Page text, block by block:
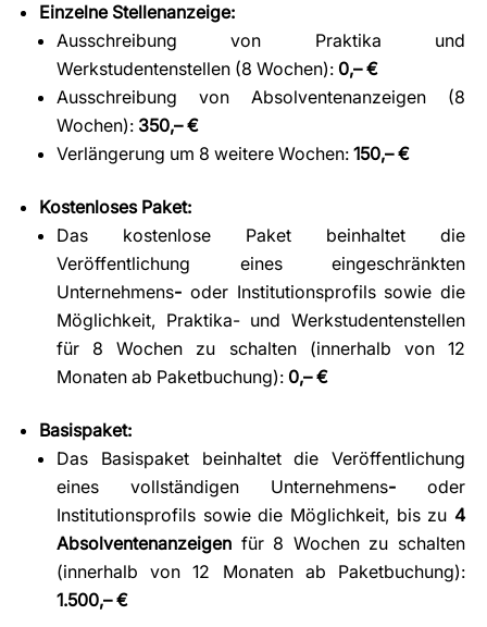
Einzelne Stellenanzeige:
Ausschreibung von Praktika und
Werkstudentenstellen (8 Wochen): 0,– €
Ausschreibung von Absolventenanzeigen (8
Wochen): 350,– €
Verlängerung um 8 weitere Wochen: 150,– €
Kostenloses Paket:
Das kostenlose Paket beinhaltet die
Veröffentlichung eines eingeschränkten
Unternehmens- oder Institutionsprofils sowie die
Möglichkeit, Praktika- und Werkstudentenstellen
für 8 Wochen zu schalten (innerhalb von 12
Monaten ab Paketbuchung): 0,– €
Basispaket:
Das Basispaket beinhaltet die Veröffentlichung
eines vollständigen Unternehmens- oder
Institutionsprofils sowie die Möglichkeit, bis zu 4
Absolventenanzeigen für 8 Wochen zu schalten
(innerhalb von 12 Monaten ab Paketbuchung):
1.500,– €